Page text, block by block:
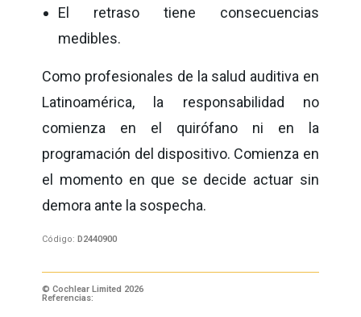
El retraso tiene consecuencias
medibles.
Como profesionales de la salud auditiva en
Latinoamérica, la responsabilidad no
comienza en el quirófano ni en la
programación del dispositivo. Comienza en
el momento en que se decide actuar sin
demora ante la sospecha.
Código: D2440900
© Cochlear Limited 2026
Referencias: